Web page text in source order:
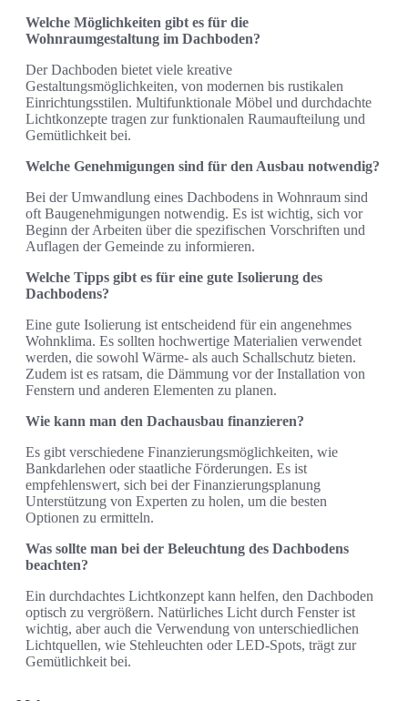
Welche Möglichkeiten gibt es für die
Wohnraumgestaltung im Dachboden?
Der Dachboden bietet viele kreative
Gestaltungsmöglichkeiten, von modernen bis rustikalen
Einrichtungsstilen. Multifunktionale Möbel und durchdachte
Lichtkonzepte tragen zur funktionalen Raumaufteilung und
Gemütlichkeit bei.
Welche Genehmigungen sind für den Ausbau notwendig?
Bei der Umwandlung eines Dachbodens in Wohnraum sind
oft Baugenehmigungen notwendig. Es ist wichtig, sich vor
Beginn der Arbeiten über die spezifischen Vorschriften und
Auflagen der Gemeinde zu informieren.
Welche Tipps gibt es für eine gute Isolierung des
Dachbodens?
Eine gute Isolierung ist entscheidend für ein angenehmes
Wohnklima. Es sollten hochwertige Materialien verwendet
werden, die sowohl Wärme- als auch Schallschutz bieten.
Zudem ist es ratsam, die Dämmung vor der Installation von
Fenstern und anderen Elementen zu planen.
Wie kann man den Dachausbau finanzieren?
Es gibt verschiedene Finanzierungsmöglichkeiten, wie
Bankdarlehen oder staatliche Förderungen. Es ist
empfehlenswert, sich bei der Finanzierungsplanung
Unterstützung von Experten zu holen, um die besten
Optionen zu ermitteln.
Was sollte man bei der Beleuchtung des Dachbodens
beachten?
Ein durchdachtes Lichtkonzept kann helfen, den Dachboden
optisch zu vergrößern. Natürliches Licht durch Fenster ist
wichtig, aber auch die Verwendung von unterschiedlichen
Lichtquellen, wie Stehleuchten oder LED-Spots, trägt zur
Gemütlichkeit bei.